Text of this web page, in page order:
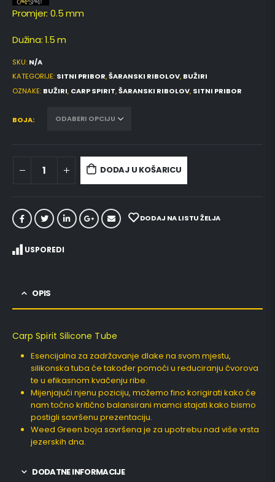
Promjer: 0.5 mm
Dužina: 1.5 m
SKU: N/A
KATEGORIJE: SITNI PRIBOR,ŠARANSKI RIBOLOV, BUŽIRI
OZNAKE: BUŽIRI, CARP SPIRIT,ŠARANSKI RIBOLOV, SITNI PRIBOR
BOJA
DODAJ U KOŠARICU
DODAJ NA LISTU ŽELJA
USPOREDI
OPIS
Carp Spirit Silicone Tube
Esencijalna za zadržavanje dlake na svom mjestu,
silikonska tuba će također pomoći u reduciranju čvorova
te u efikasnom kvačenju ribe.
Mijenjajući njenu poziciju, možemo fino korigirati kako će
nam točno kritično balansirani mamci stajati kako bismo
postigli savršenu prezentaciju.
Weed Green boja savršena je za upotrebu nad više vrsta
jezerskih dna.
DODATNE INFORMACIJE